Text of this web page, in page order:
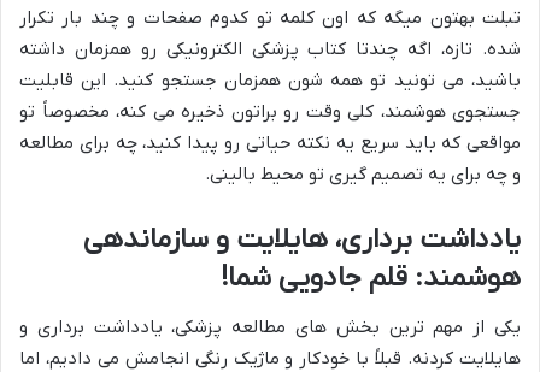
تبلت بهتون میگه که اون کلمه تو کدوم صفحات و چند بار تکرار
شده. تازه، اگه چندتا کتاب پزشکی الکترونیکی رو همزمان داشته
باشید، می تونید تو همه شون همزمان جستجو کنید. این قابلیت
جستجوی هوشمند، کلی وقت رو براتون ذخیره می کنه، مخصوصاً تو
مواقعی که باید سریع یه نکته حیاتی رو پیدا کنید، چه برای مطالعه
و چه برای یه تصمیم گیری تو محیط بالینی.
یادداشت برداری، هایلایت و سازماندهی
هوشمند: قلم جادویی شما!
یکی از مهم ترین بخش های مطالعه پزشکی، یادداشت برداری و
هایلایت کردنه. قبلاً با خودکار و ماژیک رنگی انجامش می دادیم، اما